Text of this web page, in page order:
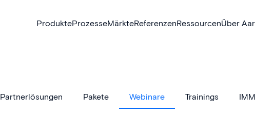
ProdukteProzesseMärkteReferenzenRessourcenÜber
Partnerlösungen Pakete Webinare Trainings